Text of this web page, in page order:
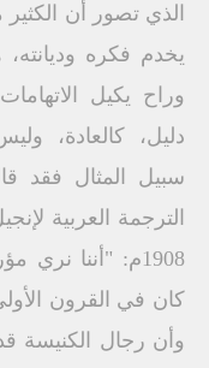
الذي تصور أن
يخدم فكره
وراح يكيل
دليل، كالعادة،
سبيل المثال فقد
الترجمة العربية
1908م: "أننا
كان في القرون
وأن رجال الكنيسة قد